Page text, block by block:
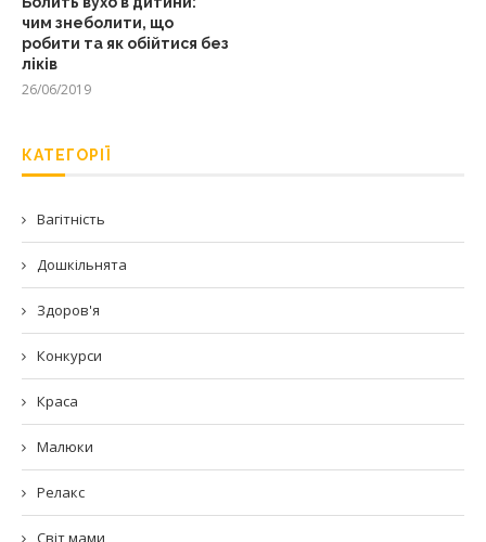
чим знеболити, що
робити та як обійтися без
ліків
26/06/2019
КАТЕГОРІЇ
Вагітність
Дошкільнята
Здоров'я
Конкурси
Краса
Малюки
Релакс
Світ мами